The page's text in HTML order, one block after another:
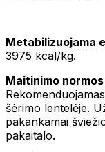
Metabilizuojama
3975 kcal/kg.
Maitinimo normos
šėrimo lentelėje.
pakankamai
pakaitalo.